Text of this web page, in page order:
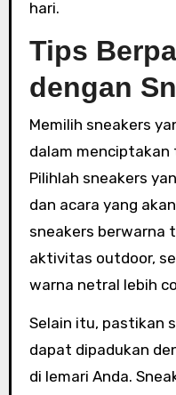
hari.
Tips
dengan
Memilih sneakers
dalam menciptakan
Pilihlah sneakers
dan acara yang
sneakers berwarna
aktivitas outdoor,
warna netral lebih
Selain itu, pastikan
dapat dipadukan
di lemari Anda.